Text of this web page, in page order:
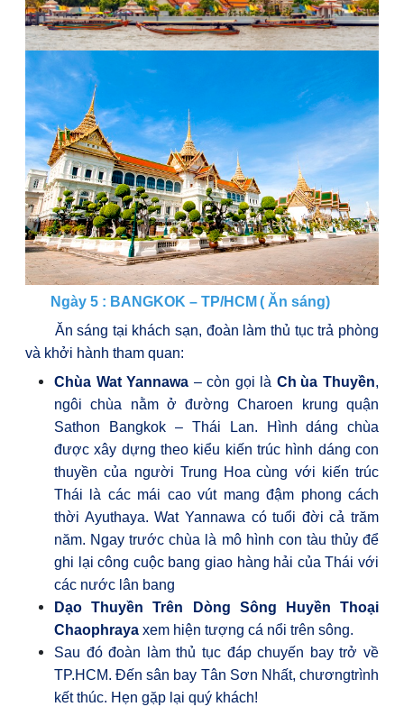
Ngày 5 : BANGKOK – TP/HCM ( Ăn sáng)
Ăn sáng tại khách sạn, đoàn làm thủ tục trả phòng
và khởi hành tham quan:
Chùa Wat Yannawa – còn gọi là Ch ùa Thuyền,
ngôi chùa nằm ở đường Charoen krung quận
Sathon Bangkok – Thái Lan. Hình dáng chùa
được xây dựng theo kiểu kiến trúc hình dáng con
thuyền của người Trung Hoa cùng với kiến trúc
Thái là các mái cao vút mang đậm phong cách
thời Ayuthaya. Wat Yannawa có tuổi đời cả trăm
năm. Ngay trước chùa là mô hình con tàu thủy để
ghi lại công cuộc bang giao hàng hải của Thái với
các nước lân bang
Dạo Thuyền Trên Dòng Sông Huyền Thoại
Chaophraya xem hiện tượng cá nổi trên sông.
Sau đó đoàn làm thủ tục đáp chuyến bay trở về
TP.HCM. Đến sân bay Tân Sơn Nhất, chươngtrình
kết thúc. Hẹn gặp lại quý khách!